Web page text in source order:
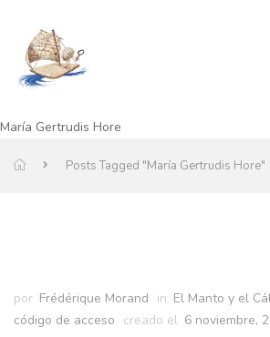
María Gertrudis Hore
Posts Tagged "María Gertrudis Hore"
por Frédérique Morand in El Manto y el
código de acceso creado el 6 noviembre,